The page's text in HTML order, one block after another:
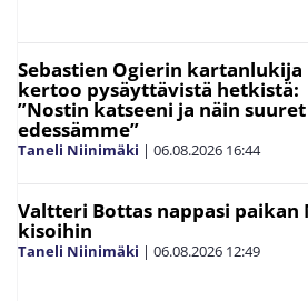
Sebastien Ogierin kartanlukija
kertoo pysäyttävistä hetkistä:
”Nostin katseeni ja näin
edessämme”
Taneli Niinimäki | 06.08.2026 16:44
Valtteri Bottas nappasi paikan
kisoihin
Taneli Niinimäki | 06.08.2026 12:49